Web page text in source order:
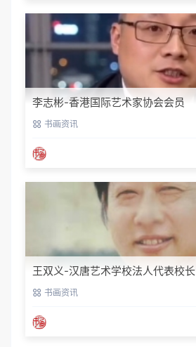
李志彬-香港国际艺术家协会会员
书画资讯
王双义-汉唐艺术学校法人代表校长
书画资讯